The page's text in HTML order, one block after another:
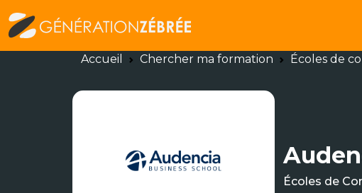
Accueil Chercher ma formation Écoles de
Écoles de